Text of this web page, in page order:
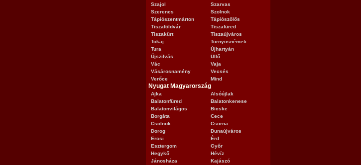
Szajol
Szarvas
Szerencs
Szolnok
Tápiószentmárton
Tápiószőlős
Tiszaföldvár
Tiszafüred
Tiszakürt
Tiszaújváros
Tokaj
Tornyosnémeti
Tura
Újhartyán
Újszilvás
Üllő
Vác
Vaja
Vásárosnamény
Vecsés
Verőce
Mind
Nyugat Magyarország
Ajka
Alsóújlak
Balatonfüred
Balatonkenese
Balatonvilágos
Bicske
Borgáta
Cece
Csolnok
Csorna
Dorog
Dunaújváros
Ercsi
Érd
Esztergom
Győr
Hegykő
Hévíz
Jánosháza
Kajászó